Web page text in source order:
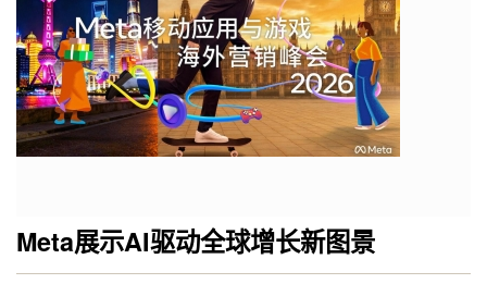
Meta展示AI驱动全球增长新图景